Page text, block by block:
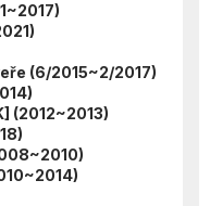
(6/2015~2/2017)
(2012~2013)